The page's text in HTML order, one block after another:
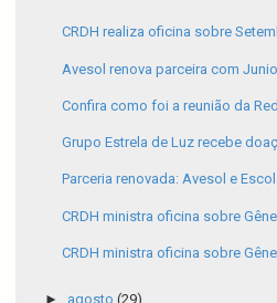
CRDH realiza oficina sobre
Avesol renova parceira com
Confira como foi a reunião da
Grupo Estrela de Luz recebe
Parceria renovada: Avesol e
CRDH ministra oficina sobre
CRDH ministra oficina sobre
► agosto (29)